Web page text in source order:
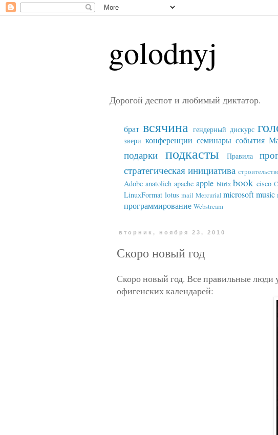
golodnyj
Дорогой деспот и любимый диктатор.
брат всячина гендерный дискурс
звери конференции семинары события
подарки подкасты Правила
стратегическая инициатива
Adobe anatolich apache apple bitrix book cisco
LinuxFormat lotus mail Mercurial microsoft music
программирование Webstream
вторник, ноября 23, 2010
Скоро новый год
Скоро новый год. Все правильные люди
офигенских календарей: